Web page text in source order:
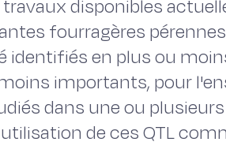
disponibles
fourragères
identifiés en plus ou
importants, pour
dans une ou
de ces QTL